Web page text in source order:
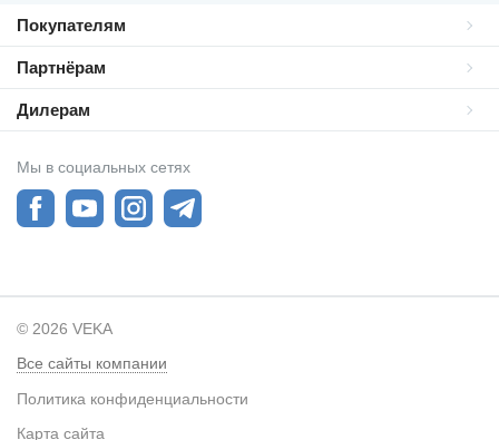
Покупателям
Партнёрам
Дилерам
Мы в социальных сетях
© 2026 VEKA
Все сайты компании
Политика конфиденциальности
Карта сайта